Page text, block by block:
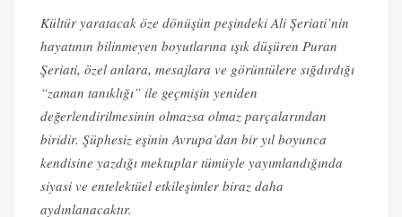
Kültür yaratacak öze dönüşün peşindeki Ali Şeriati’nin
hayatının bilinmeyen boyutlarına ışık düşüren Puran
Şeriati, özel anlara, mesajlara ve görüntülere sığdırdığı
“zaman tanıklığı” ile geçmişin yeniden
değerlendirilmesinin olmazsa olmaz parçalarından
biridir. Şüphesiz eşinin Avrupa’dan bir yıl boyunca
kendisine yazdığı mektuplar tümüyle yayımlandığında
siyasi ve entelektüel etkileşimler biraz daha
aydınlanacaktır.